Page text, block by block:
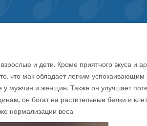
и дети. Кроме приятного вкуса и
что мак обладает легким
у мужчин и женщин. Также он улучшает
он богат на растительные белки и
нормализации веса.